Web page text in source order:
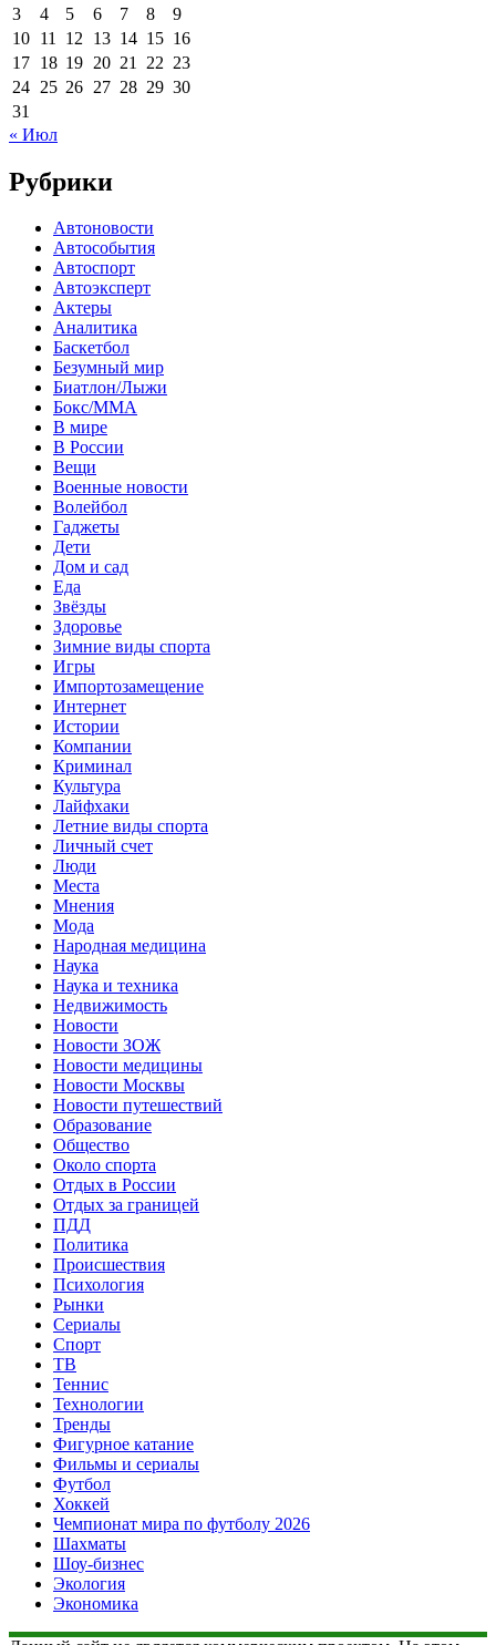
3
4 5 6 7 8
9
10 11 12 13 14 15 16
17 18 19 20 21 22 23
24 25 26 27 28 29 30
31
« Июл
Рубрики
Автоновости
Автособытия
Автоспорт
Автоэксперт
Актеры
Аналитика
Баскетбол
Безумный мир
Биатлон/Лыжи
Бокс/MMA
В мире
В России
Вещи
Военные новости
Волейбол
Гаджеты
Дети
Дом и сад
Еда
Звёзды
Здоровье
Зимние виды спорта
Игры
Импортозамещение
Интернет
Истории
Компании
Криминал
Культура
Лайфхаки
Летние виды спорта
Личный счет
Люди
Места
Мнения
Мода
Народная медицина
Наука
Наука и техника
Недвижимость
Новости
Новости ЗОЖ
Новости медицины
Новости Москвы
Новости путешествий
Образование
Общество
Около спорта
Отдых в России
Отдых за границей
ПДД
Политика
Происшествия
Психология
Рынки
Сериалы
Спорт
ТВ
Теннис
Технологии
Тренды
Фигурное катание
Фильмы и сериалы
Футбол
Хоккей
Чемпионат мира по футболу 2026
Шахматы
Шоу-бизнес
Экология
Экономика